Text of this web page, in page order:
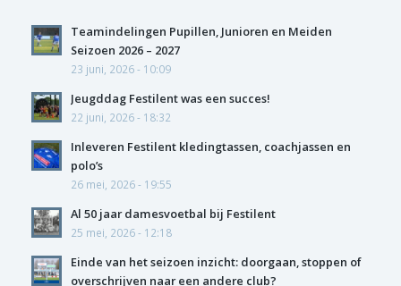
Teamindelingen Pupillen, Junioren en Meiden
Seizoen 2026 – 2027
23 juni, 2026 - 10:09
Jeugddag Festilent was een succes!
22 juni, 2026 - 18:32
Inleveren Festilent kledingtassen, coachjassen en
polo’s
26 mei, 2026 - 19:55
Al 50 jaar damesvoetbal bij Festilent
25 mei, 2026 - 12:18
Einde van het seizoen inzicht: doorgaan, stoppen of
overschrijven naar een andere club?